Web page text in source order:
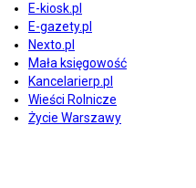
E-kiosk.pl
E-gazety.pl
Nexto.pl
Mała księgowość
Kancelarierp.pl
Wieści Rolnicze
Życie Warszawy